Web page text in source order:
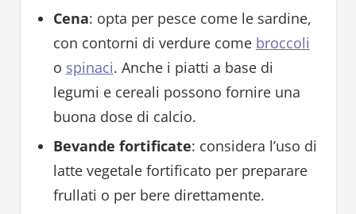
Cena: opta per pesce come le sardine,
con contorni di verdure come broccoli
o spinaci. Anche i piatti a base di
legumi e cereali possono fornire una
buona dose di calcio.
Bevande fortificate: considera l’uso di
latte vegetale fortificato per preparare
frullati o per bere direttamente.